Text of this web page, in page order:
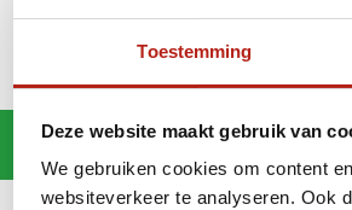
Toestemming
Deze website maakt gebruik van
We gebruiken cookies om content
websiteverkeer te analyseren. Ook
Producten getagd met
Producten